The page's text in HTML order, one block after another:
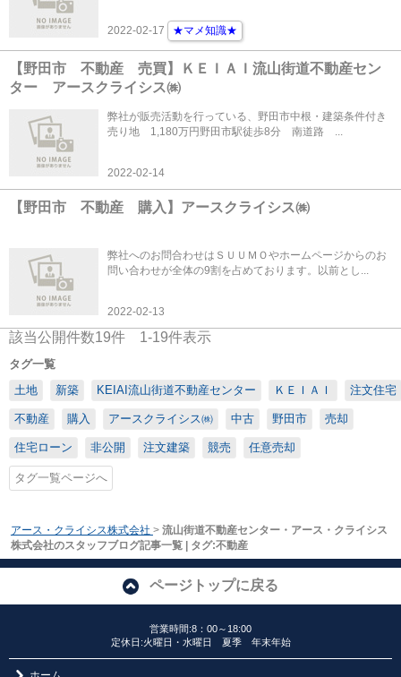
2022-02-17 ★マメ知識★
【野田市 不動産 売買】ＫＥＩＡＩ流山街道不動産セン
ター アースクライシス㈱
弊社が販売活動を行っている、野田市中根・建築条件付き
売り地 1,180万円野田市駅徒歩8分 南道路 ...
2022-02-14
【野田市 不動産 購入】アースクライシス㈱
弊社へのお問合わせはＳＵＵＭＯやホームページからのお
問い合わせが全体の9割を占めております。以前とし...
2022-02-13
該当公開件数19件 1-19件表示
タグ一覧
土地
新築 KEIAI流山街道不動産センター ＫＥＩＡＩ 注文住宅
不動産 購入 アースクライシス㈱ 中古 野田市 売却
住宅ローン 非公開 注文建築 競売 任意売却
タグ一覧ページへ
アース・クライシス株式会社 > 流山街道不動産センター・アース・クライシス
株式会社のスタッフブログ記事一覧 | タグ:不動産
ページトップに戻る
営業時間:8：00～18:00
定休日:火曜日・水曜日 夏季 年末年始